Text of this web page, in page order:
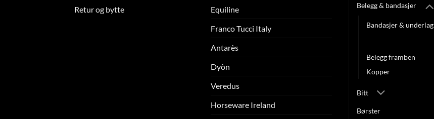
Retur og bytte
Equiline
Franco Tucci Italy
Antarès
Dyòn
Veredus
Horseware Ireland
Belegg & bandasjer
Bandasjer & underlag
Belegg framben
Kopper
Bitt
Børster